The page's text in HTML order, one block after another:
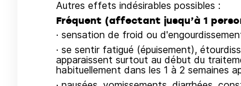
Autres effets indésirables possibles :
Fréquent (affectant jusqu’à 1
· sensation de froid ou
· se sentir fatigué (épuisement),
apparaissent surtout au début du
habituellement dans les 1 à 2 semaines